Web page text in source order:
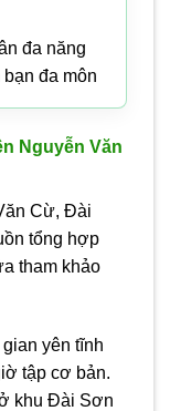
đa năng
đa môn
Nguyễn Văn
Cừ, Đài
tổng hợp
tham khảo
yên tĩnh
tập cơ bản.
khu Đài Sơn